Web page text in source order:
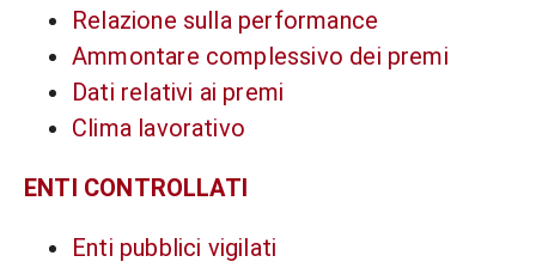
Relazione sulla performance
Ammontare complessivo dei premi
Dati relativi ai premi
Clima lavorativo
ENTI CONTROLLATI
Enti pubblici vigilati